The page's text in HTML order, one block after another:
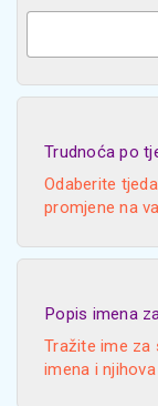
Trudnoća po
Odaberite
promjene na
Popis imena
Tražite ime za
imena i